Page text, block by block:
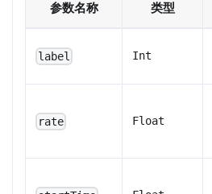
参数名称 类型
label Int
rate Float